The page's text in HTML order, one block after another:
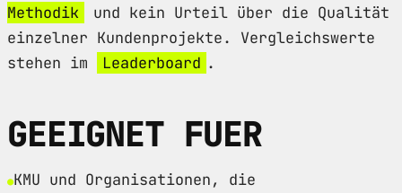
Methodik
und kein Urteil über die Qualität
einzelner Kundenprojekte. Vergleichswerte
stehen im
Leaderboard .
GEEIGNET FUER
KMU und Organisationen, die